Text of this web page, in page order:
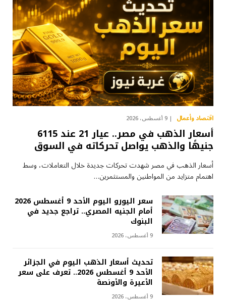
اقتصاد وأعمال 9 أغسطس، 2026
أسعار الذهب في مصر.. عيار 21 عند 6115
جنيهًا والذهب يواصل تحركاته في السوق
أسعار الذهب في مصر شهدت تحركات جديدة خلال التعاملات، وسط
اهتمام متزايد من المواطنين والمستثمرين…
سعر اليورو اليوم الأحد 9 أغسطس 2026
أمام الجنيه المصري.. تراجع جديد في
البنوك
9 أغسطس، 2026
تحديث أسعار الذهب اليوم في الجزائر
الأحد 9 أغسطس 2026.. تعرف على سعر
الأعيرة والأونصة
9 أغسطس، 2026